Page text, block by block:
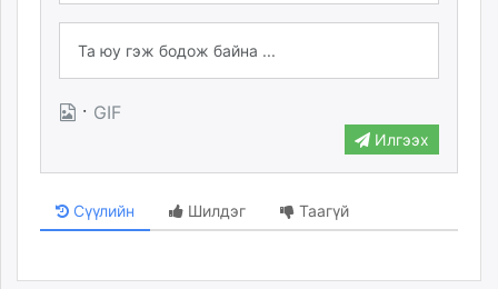
· GIF
Илгээх
Сүүлийн Шилдэг Таагүй